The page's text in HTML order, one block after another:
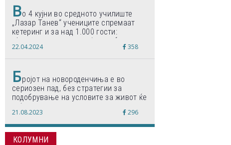
Во 4 кујни во средното училиште
„Лазар Танев“ учениците спремаат
кетеринг и за над 1.000 гости:
„Формиравме компанија и работиме
по светски стандарди“
22.04.2024 358
Бројот на новороденчиња е во
сериозен пад, без стратегии за
подобрување на условите за живот ќе
дојде до затворање на училишта,
предупредуваат експертите
21.08.2023 296
КОЛУМНИ